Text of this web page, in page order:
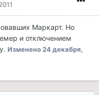
Маркарт. Но
и отключением
Изменено24 декабря,